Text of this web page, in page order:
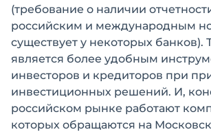
(требование о наличии
российским и международным
существует у некоторых
является более удобным
инвесторов и кредиторов при
инвестиционных решений. И,
российском рынке работают
которых обращаются на